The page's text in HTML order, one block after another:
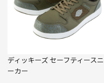
ディッキーズ セーフティースニ
ーカー